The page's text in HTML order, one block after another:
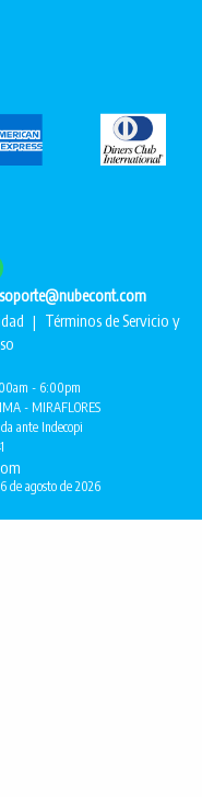
soporte@nubecont.com
| Términos de Servicio y
- 6:00pm
- MIRAFLORES
ante Indecopi
de agosto de 2026